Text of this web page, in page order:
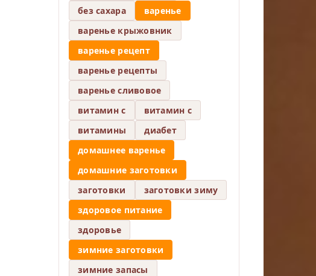
без сахара
варенье
варенье крыжовник
варенье рецепт
варенье рецепты
варенье сливовое
витамин c
витамин с
витамины
диабет
домашнее варенье
домашние заготовки
заготовки
заготовки зиму
здоровое питание
здоровье
зимние заготовки
зимние запасы